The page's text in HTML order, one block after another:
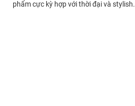
phẩm cực kỳ hợp với thời đại và stylish.